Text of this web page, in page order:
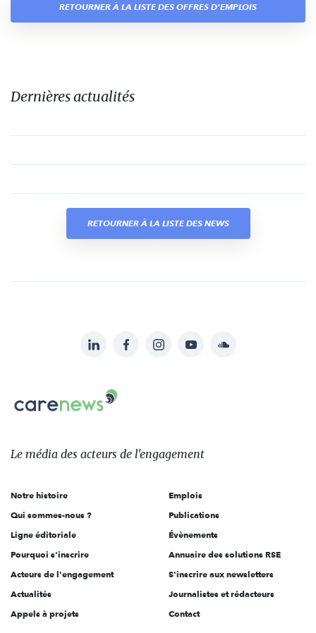
RETOURNER À LA LISTE DES OFFRES D'EMPLOIS
Dernières actualités
RETOURNER À LA LISTE DES NEWS
sur:
LinkedInFacebookInstagramYouTubeSoundcloud
Le
des
l'engagement
Le média des acteurs de l'engagement
Notre histoire
Qui sommes-nous ?
Ligne éditoriale
Pourquoi s'inscrire
Acteurs de l'engagement
Actualités
Appels à projets
Emplois
Publications
Évènements
Annuaire des solutions RSE
S'inscrire aux newsletters
Journalistes et rédacteurs
Contact